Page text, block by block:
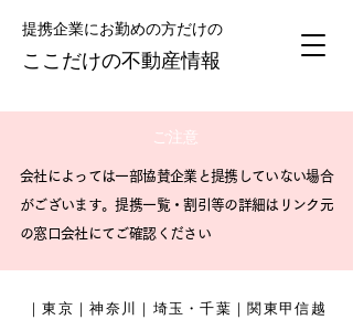
提携企業にお勤めの方だけの
​ここだけの不動産情報
ご注意
会社によっては一部協賛企業と提携していない場合
がございます。提携一覧・割引等の詳細はリンク元
の窓口会社にてご確認ください
｜東京 ｜神奈川 埼玉・千葉
関東甲信越